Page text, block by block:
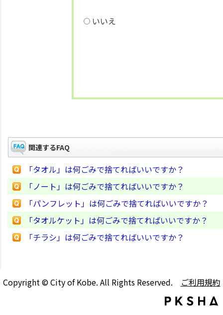
いいえ
関連するFAQ
「タオル」は何ごみで捨てればいいですか？
「ノート」は何ごみで捨てればいいですか？
「パンフレット」は何ごみで捨てればいいですか？
「タオルケット」は何ごみで捨てればいいですか？
「チラシ」は何ごみで捨てればいいですか？
Copyright © City of Kobe. All Rights Reserved. ご利用規約